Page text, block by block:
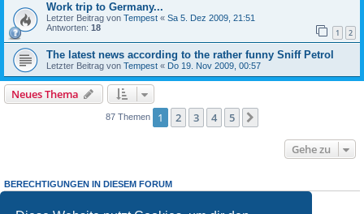
Work trip to Germany...
Letzter Beitrag von Tempest « Sa 5. Dez 2009, 21:51
Antworten: 18 1 2
The latest news according to the rather funny Sniff Petrol
Letzter Beitrag von Tempest « Do 19. Nov 2009, 00:57
Neues Thema
87 Themen 1 2 3 4 5
Gehe zu
BERECHTIGUNGEN IN DIESEM FORUM
Du darfst
keine Antworten zu Themen in diesem Forum erstellen.